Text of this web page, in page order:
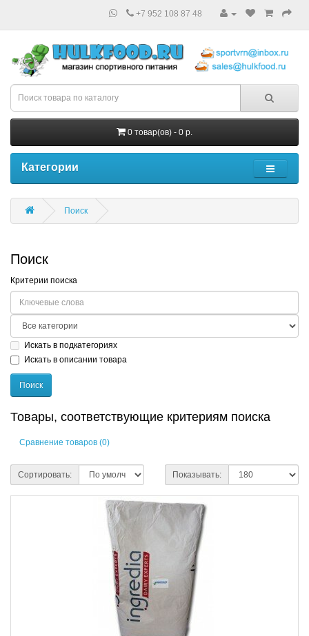
+7 952 108 87 48
0 товар(ов) - 0 р.
Категории
Поиск
Поиск
Критерии поиска
Искать в подкатегориях
Искать в описании товара
Товары, соответствующие критериям поиска
Сравнение товаров (0)
Сортировать: Показывать: